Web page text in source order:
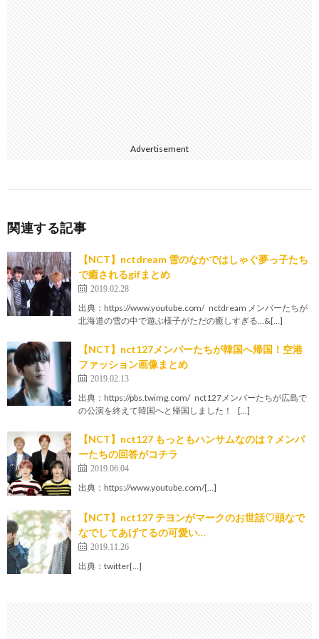
Advertisement
関連する記事
【NCT】nctdream 雪のなかではしゃぐ夢っ子たち
で癒されるgifまとめ
2019.02.28
出典：https://www.youtube.com/ nctdream メンバーたちが
北海道の雪の中で遊ぶ様子がただの癒しすぎる…&[…]
【NCT】nct127メンバーたちが韓国へ帰国！空港
ファッション画像まとめ
2019.02.13
出典：https://pbs.twimg.com/ nct127メンバーたちが広島で
の公演を終えて韓国へと帰国しました！ […]
【NCT】nct127 もっともハンサムなのは？メンバ
ーたちの回答がコチラ
2019.06.04
出典：https://www.youtube.com/[…]
【NCT】nct127 テヨンがマークのお世話♡頭なで
なでしてあげてるの可愛い…
2019.11.26
出典：twitter[…]